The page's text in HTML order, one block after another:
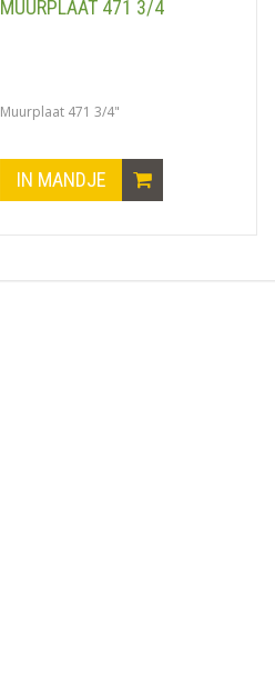
MUURPLAAT 471 3/4
Muurplaat 471 3/4"
IN MANDJE